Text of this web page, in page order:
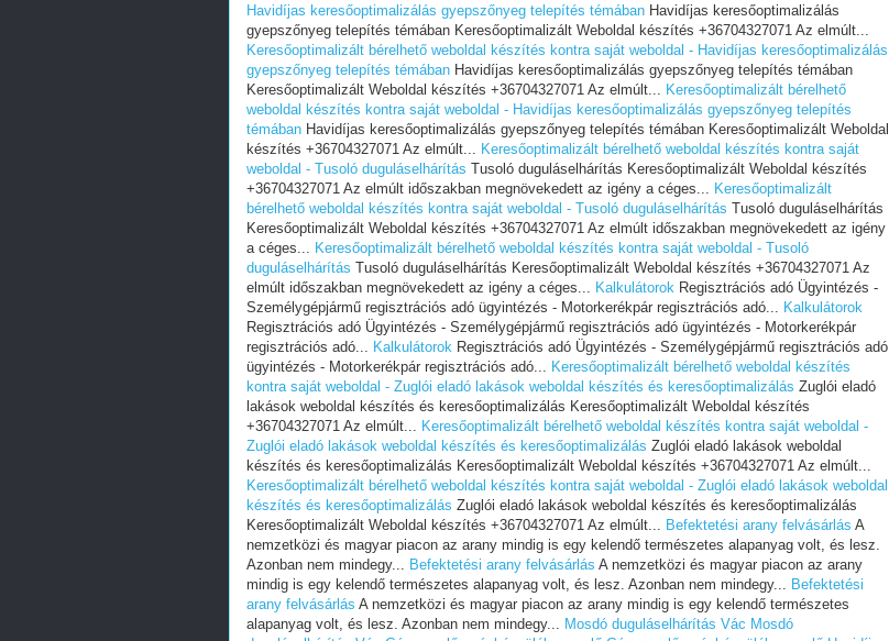
Havidíjas keresőoptimalizálás gyepszőnyeg telepítés témában Havidíjas keresőoptimalizálás
gyepszőnyeg telepítés témában Keresőoptimalizált Weboldal készítés +36704327071 Az elmúlt...
Keresőoptimalizált bérelhető weboldal készítés kontra saját weboldal - Havidíjas keresőoptimalizálás
gyepszőnyeg telepítés témában Havidíjas keresőoptimalizálás gyepszőnyeg telepítés témában
Keresőoptimalizált Weboldal készítés +36704327071 Az elmúlt... Keresőoptimalizált bérelhető
weboldal készítés kontra saját weboldal - Havidíjas keresőoptimalizálás gyepszőnyeg telepítés
témában Havidíjas keresőoptimalizálás gyepszőnyeg telepítés témában Keresőoptimalizált Weboldal
készítés +36704327071 Az elmúlt... Keresőoptimalizált bérelhető weboldal készítés kontra saját
weboldal - Tusoló duguláselhárítás Tusoló duguláselhárítás Keresőoptimalizált Weboldal készítés
+36704327071 Az elmúlt időszakban megnövekedett az igény a céges... Keresőoptimalizált
bérelhető weboldal készítés kontra saját weboldal - Tusoló duguláselhárítás Tusoló duguláselhárítás
Keresőoptimalizált Weboldal készítés +36704327071 Az elmúlt időszakban megnövekedett az igény
a céges... Keresőoptimalizált bérelhető weboldal készítés kontra saját weboldal - Tusoló
duguláselhárítás Tusoló duguláselhárítás Keresőoptimalizált Weboldal készítés +36704327071 Az
elmúlt időszakban megnövekedett az igény a céges... Kalkulátorok Regisztrációs adó Ügyintézés -
Személygépjármű regisztrációs adó ügyintézés - Motorkerékpár regisztrációs adó... Kalkulátorok
Regisztrációs adó Ügyintézés - Személygépjármű regisztrációs adó ügyintézés - Motorkerékpár
regisztrációs adó... Kalkulátorok Regisztrációs adó Ügyintézés - Személygépjármű regisztrációs adó
ügyintézés - Motorkerékpár regisztrációs adó... Keresőoptimalizált bérelhető weboldal készítés
kontra saját weboldal - Zuglói eladó lakások weboldal készítés és keresőoptimalizálás Zuglói eladó
lakások weboldal készítés és keresőoptimalizálás Keresőoptimalizált Weboldal készítés
+36704327071 Az elmúlt... Keresőoptimalizált bérelhető weboldal készítés kontra saját weboldal -
Zuglói eladó lakások weboldal készítés és keresőoptimalizálás Zuglói eladó lakások weboldal
készítés és keresőoptimalizálás Keresőoptimalizált Weboldal készítés +36704327071 Az elmúlt...
Keresőoptimalizált bérelhető weboldal készítés kontra saját weboldal - Zuglói eladó lakások weboldal
készítés és keresőoptimalizálás Zuglói eladó lakások weboldal készítés és keresőoptimalizálás
Keresőoptimalizált Weboldal készítés +36704327071 Az elmúlt... Befektetési arany felvásárlás A
nemzetközi és magyar piacon az arany mindig is egy kelendő természetes alapanyag volt, és lesz.
Azonban nem mindegy... Befektetési arany felvásárlás A nemzetközi és magyar piacon az arany
mindig is egy kelendő természetes alapanyag volt, és lesz. Azonban nem mindegy... Befektetési
arany felvásárlás A nemzetközi és magyar piacon az arany mindig is egy kelendő természetes
alapanyag volt, és lesz. Azonban nem mindegy... Mosdó duguláselhárítás Vác Mosdó